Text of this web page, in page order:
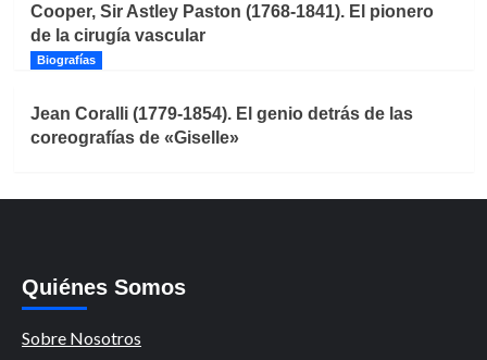
Cooper, Sir Astley Paston (1768-1841). El pionero
de la cirugía vascular
Biografías
Jean Coralli (1779-1854). El genio detrás de las
coreografías de «Giselle»
Quiénes Somos
Sobre Nosotros